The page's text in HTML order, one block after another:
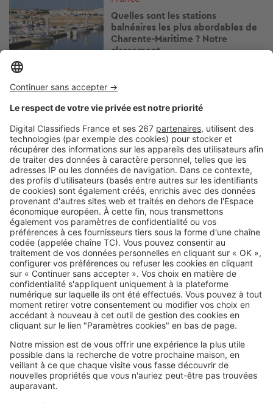
Quelles sont les stations
balnéaires les plus abordables de
Charente-Maritime ? Notre
classement
Image
Découvrez le classement des 19
stations balnéaires du Var selon
leurs prix
Image
France
Les prix dans les 12 stations
balnéaires du Calvados : notre
classement
SeLoger c'est aussi